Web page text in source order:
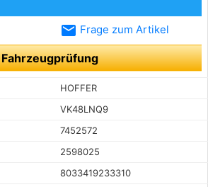
email Frage zum Artikel
Fahrzeugprüfung
HOFFER
VK48LNQ9
7452572
2598025
8033419233310